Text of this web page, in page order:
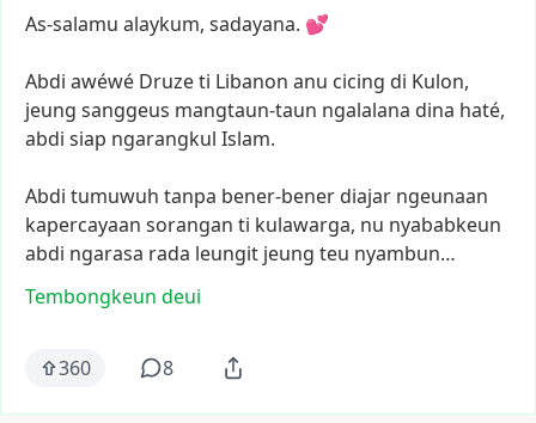
As-salamu alaykum, sadayana. 💕
Abdi awéwé Druzeti Libanon anu cicing di Kulon,
jeung sanggeus mangtaun-taun ngalalana dina haté,
abdi siap ngarangkul Islam.
Abdi tumuwuh tanpa bener-bener diajar ngeunaan
kapercayaan sorangan ti kulawarga, nu nyababkeun
abdi ngarasa rada leungit jeung teu nyambun…
Tembongkeun deui
360 8